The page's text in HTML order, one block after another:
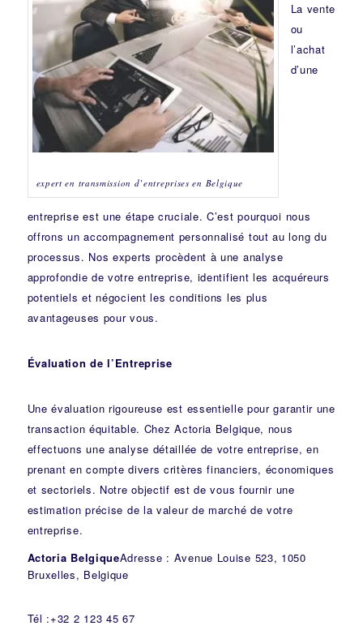
expert en transmission d’entreprises en Belgique
La vente
ou
l’achat
d’une
entreprise est une étape cruciale. C’est pourquoi nous
offrons un accompagnement personnalisé tout au long du
processus. Nos experts procèdent à une analyse
approfondie de votre entreprise, identifient les acquéreurs
potentiels et négocient les conditions les plus
avantageuses pour vous.
Évaluation de l’Entreprise
Une évaluation rigoureuse est essentielle pour garantir une
transaction équitable. Chez Actoria Belgique, nous
effectuons une analyse détaillée de votre entreprise, en
prenant en compte divers critères financiers, économiques
et sectoriels. Notre objectif est de vous fournir une
estimation précise de la valeur de marché de votre
entreprise.
Actoria BelgiqueAdresse : Avenue Louise 523, 1050
Bruxelles, Belgique
Tél :+32 2 123 45 67